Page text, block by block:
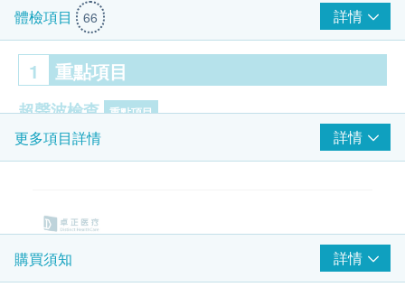
體檢項目 66 詳情
1 重點項目
超聲波檢查 重點項目
上腹腔超聲波:肝
上腹腔超聲波:膽
上腹腔超聲波:腎
心臟檢查
更多項目詳情 詳情
購買須知 詳情